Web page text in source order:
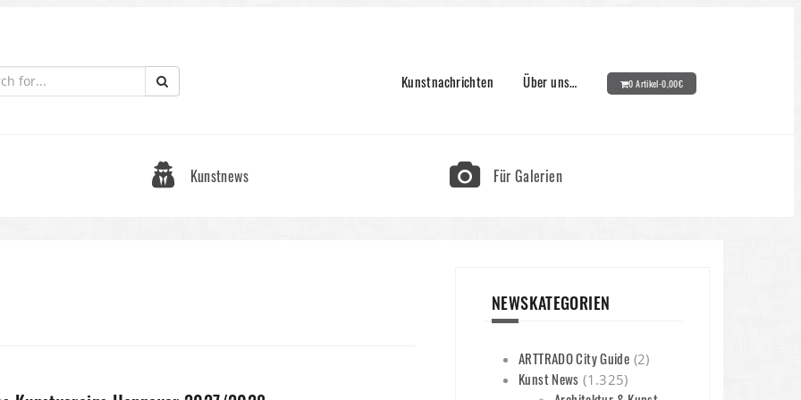
Kunstnachrichten Über uns… 0 Artikel-0,00€
Kunstnews Für Galerien
NEWSKATEGORIEN
ARTTRADO City Guide (2)
Kunst News (1.325)